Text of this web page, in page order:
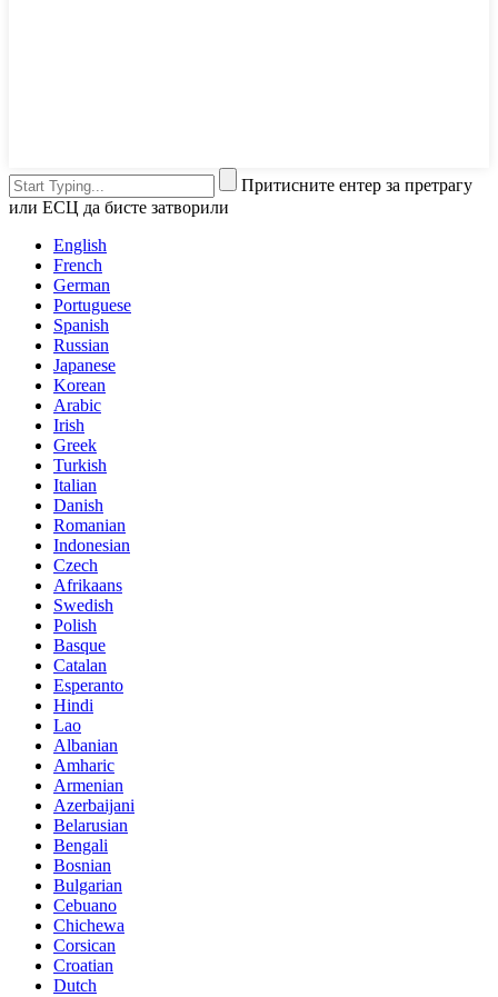
Притисните ентер за претрагу
или ЕСЦ да бисте затворили
English
French
German
Portuguese
Spanish
Russian
Japanese
Korean
Arabic
Irish
Greek
Turkish
Italian
Danish
Romanian
Indonesian
Czech
Afrikaans
Swedish
Polish
Basque
Catalan
Esperanto
Hindi
Lao
Albanian
Amharic
Armenian
Azerbaijani
Belarusian
Bengali
Bosnian
Bulgarian
Cebuano
Chichewa
Corsican
Croatian
Dutch